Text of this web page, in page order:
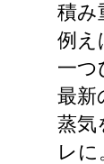
積み
例え
一つ
最新
蒸気
レに